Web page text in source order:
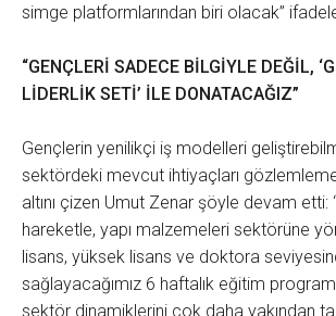
simge platformlarından biri olacak”
“GENÇLERİ SADECE BİLGİYLE DEĞİL,
LİDERLİK SETİ’ İLE DONATACAĞIZ”
Gençlerin yenilikçi iş modelleri
sektördeki mevcut ihtiyaçları
altını çizen Umut Zenar şöyle devam etti:
hareketle, yapı malzemeleri sektörüne
lisans, yüksek lisans ve doktora
sağlayacağımız 6 haftalık eğitim
sektör dinamiklerini çok daha yakından